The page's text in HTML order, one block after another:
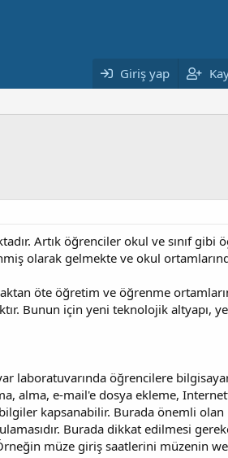
Giriş yap
Artık öğrenciler okul ve sınıf gibi
olarak gelmekte ve okul
öte öğretim ve öğrenme
Bunun için yeni teknolojik altyapı,
laboratuvarında öğrencilere
alma, e-mail'e dosya ekleme,
kapsanabilir. Burada önemli
Burada dikkat edilmesi
müze giriş saatlerini müzenin